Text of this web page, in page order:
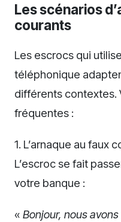
Les scénarios
courants
Les escrocs qui
téléphonique
différents contextes.
fréquentes :
1. L’arnaque au faux
L’escroc se fait
votre banque :
« Bonjour, nous